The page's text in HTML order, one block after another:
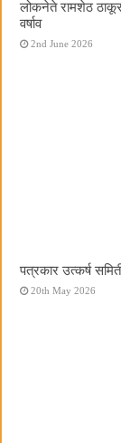
लोकनेते रामशेठ ठाकूर
वर्षाव
2nd June 2026
पत्रकार उत्कर्ष
20th May 2026